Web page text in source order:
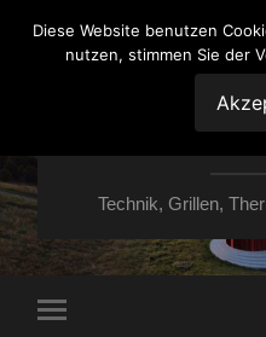
VON
Technik, Grillen,
Diese Website benutzen
nutzen, stimmen Sie der